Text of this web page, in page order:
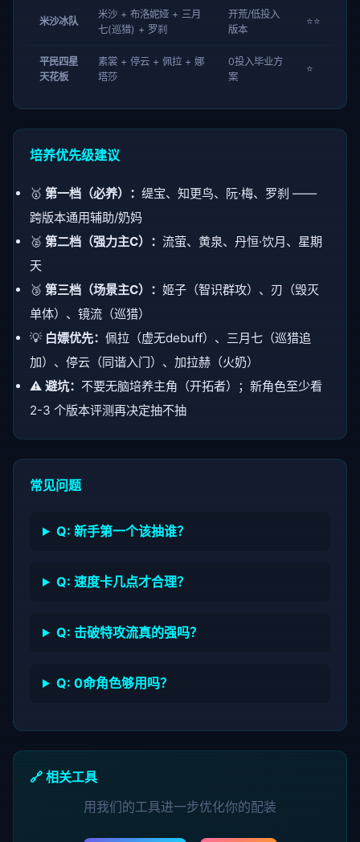
米沙冰队
米沙 + 布洛妮娅 + 三月
七(巡猎) + 罗刹
开荒/低投入
版本
⭐⭐
平民四星
天花板
素裳 + 停云 + 佩拉 + 娜
塔莎
0投入毕业方
案
⭐
培养优先级建议
🥇 第一档（必养）： 缇宝、知更鸟、阮·梅、罗刹 ——
跨版本通用辅助/奶妈
🥈 第二档（强力主C）： 流萤、黄泉、丹恒·饮月、星期
天
🥉 第三档（场景主C）： 姬子（智识群攻）、刃（毁灭
单体）、镜流（巡猎）
💡 白嫖优先： 佩拉（虚无debuff）、三月七（巡猎追
加）、停云（同谐入门）、加拉赫（火奶）
⚠️ 避坑： 不要无脑培养主角（开拓者）；新角色至少看
2-3 个版本评测再决定抽不抽
常见问题
Q: 新手第一个该抽谁？
Q: 速度卡几点才合理？
Q: 击破特攻流真的强吗？
Q: 0命角色够用吗？
🔗 相关工具
用我们的工具进一步优化你的配装